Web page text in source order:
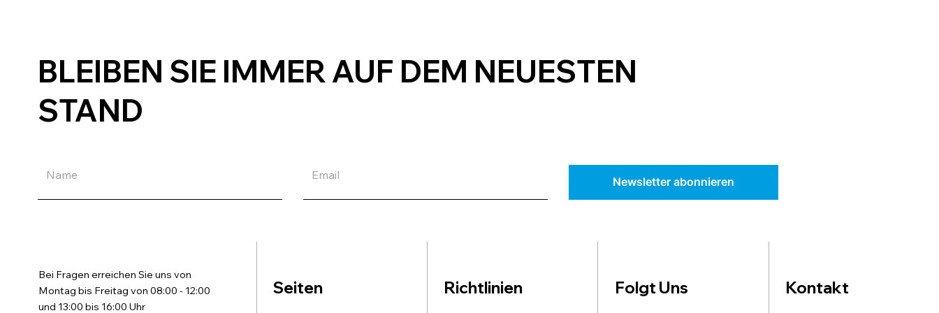
Newsletter abonnieren
BLEIBEN SIE IMMER AUF DEM NEUESTEN
STAND
Kontakt
Bei Fragen erreichen Sie uns von
Montag bis Freitag von 08:00 - 12:00
und 13:00 bis 16:00 Uhr
Seiten Richtlinien Folgt Uns